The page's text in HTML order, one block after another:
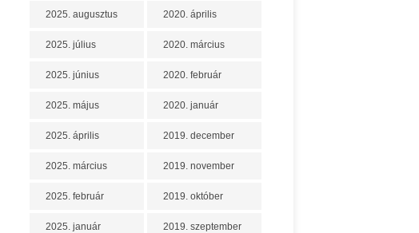
2025. augusztus
2025. július
2025. június
2025. május
2025. április
2025. március
2025. február
2025. január
2020. április
2020. március
2020. február
2020. január
2019. december
2019. november
2019. október
2019. szeptember